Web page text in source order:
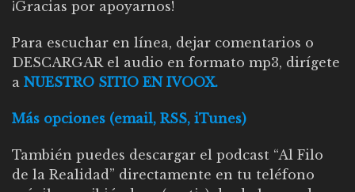
¡Gracias por apoyarnos!
Para escuchar en línea, dejar comentarios o
DESCARGAR el audio en formato mp3, dirígete
a NUESTRO SITIO EN IVOOX.
Más opciones (email, RSS, iTunes)
También puedes descargar el podcast “Al Filo
de la Realidad” directamente en tu teléfono